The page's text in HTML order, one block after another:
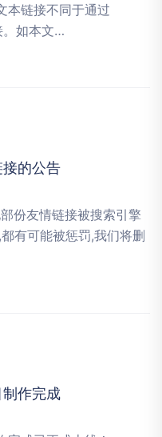
本链接不同于通过
。如本文…
的公告
友情链接被搜索引擎
有可能被惩罚,我们将删
作完成